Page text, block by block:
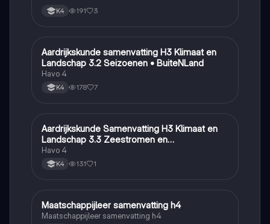
K4 191 3
Aardrijkskunde
Aardrijkskunde samenvatting H3 Klimaat en
Landschap 3.2 Seizoenen • BuiteNLand
Havo 4
K4 178 7
Aardrijkskunde
Aardrijkskunde Samenvatting H3 Klimaat en
Landschap 3.3 Zeestromen en
Klimaatgebieden • BuiteNLand
Havo 4
K4 131 1
Maatschappijleer
Maatschappijleer samenvatting h4
Maatschappijleer samenvatting h4